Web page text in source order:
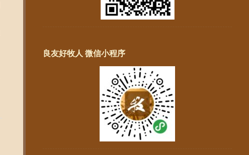
良友好牧人 微信小程序